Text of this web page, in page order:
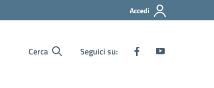
Accedi
Cerca Seguici su: